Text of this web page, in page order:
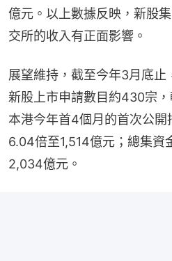
億元。以上數據反映，新股
交所的收入有正面影響。
展望維持，截至今年3月底止
新股上市申請數目約430宗
本港今年首4個月的首次公開
6.04倍至1,514億元；總集資
2,034億元。